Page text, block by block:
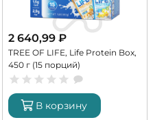
2 640,99 ₽
TREE OF LIFE, Life Protein Box,
450 г (15 порций)
В корзину